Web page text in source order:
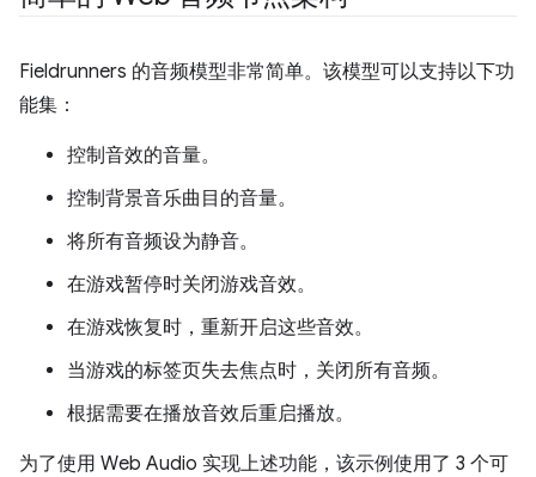
Fieldrunners 的音频模型非常简单。该模型可以支持以下功
能集：
控制音效的音量。
控制背景音乐曲目的音量。
将所有音频设为静音。
在游戏暂停时关闭游戏音效。
在游戏恢复时，重新开启这些音效。
当游戏的标签页失去焦点时，关闭所有音频。
根据需要在播放音效后重启播放。
为了使用 Web Audio 实现上述功能，该示例使用了 3 个可